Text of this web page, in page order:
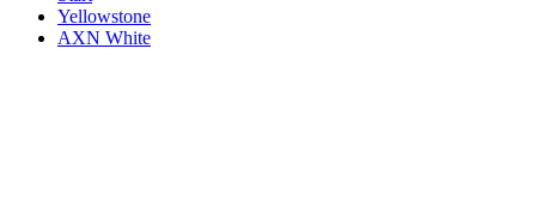
Yellowstone
AXN White